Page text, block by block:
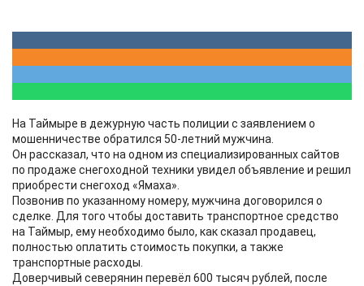
На Таймыре в дежурную часть полиции с заявлением о
мошенничестве обратился 50-летний мужчина.
Он рассказал, что на одном из специализированных сайтов
по продаже снегоходной техники увидел объявление и решил
приобрести снегоход «Ямаха».
Позвонив по указанному номеру, мужчина договорился о
сделке. Для того чтобы доставить транспортное средство
на Таймыр, ему необходимо было, как сказал продавец,
полностью оплатить стоимость покупки, а также
транспортные расходы.
Доверчивый северянин перевёл 600 тысяч рублей, после